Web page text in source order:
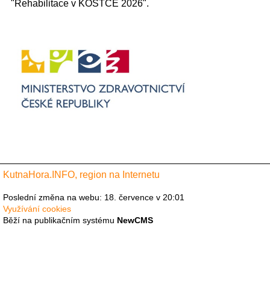
"Rehabilitace v KOSTCE 2026".
KutnaHora.INFO, region na Internetu
Poslední změna na webu: 18. července v 20:01
Využívání cookies
Běží na publikačním systému NewCMS